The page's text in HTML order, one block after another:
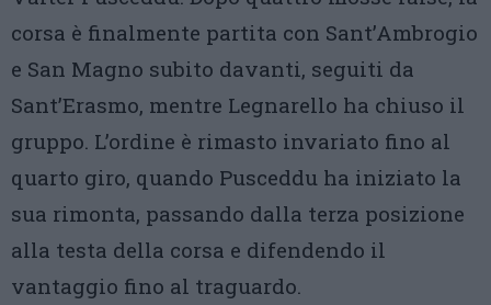
corsa è finalmente partita con Sant’Ambrogio
e San Magno subito davanti, seguiti da
Sant’Erasmo, mentre Legnarello ha chiuso il
gruppo. L’ordine è rimasto invariato fino al
quarto giro, quando Pusceddu ha iniziato la
sua rimonta, passando dalla terza posizione
alla testa della corsa e difendendo il
vantaggio fino al traguardo.